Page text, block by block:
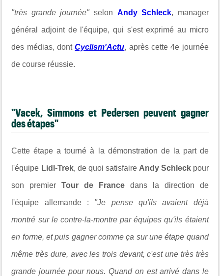
"très grande journée" selon Andy Schleck, manager
général adjoint de l'équipe, qui s'est exprimé au micro
des médias, dontCyclism'Actu, après cette 4e journée
de course réussie.
"Vacek, Simmons et Pedersen peuvent gagner
des étapes"
Cette étape a tourné à la démonstration de la part de
l'équipe Lidl-Trek, de quoi satisfaire Andy Schleckpour
son premierTour de France dans la direction de
l'équipe allemande : "Je pense qu'ils avaient déjà
montré sur le contre-la-montre par équipes qu'ils étaient
en forme, et puis gagner comme ça sur une étape quand
même très dure, avec les trois devant, c'est une très très
grande journée pour nous. Quand on est arrivé dans le